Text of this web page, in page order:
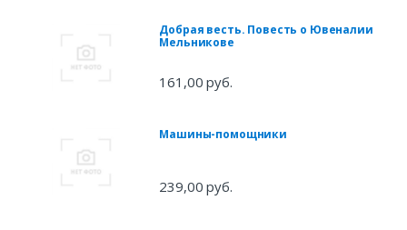
Добрая весть. Повесть о Ювеналии
Мельникове
161,00 руб.
Машины-помощники
239,00 руб.